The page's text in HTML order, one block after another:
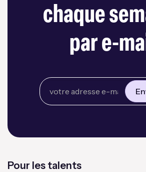
chaque
par e-
Pour les talents